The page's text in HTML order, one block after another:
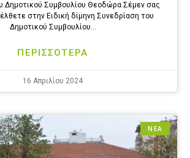
Δημοτικού Συμβουλίου Θεοδώρα Σέμεν σας
στην Eιδική δίμηνη Συνεδρίαση του
Δημοτικού Συμβουλίου…
ΠΕΡΙΣΣΟΤΕΡΑ
16 Απριλίου 2024
ΝΕΑ